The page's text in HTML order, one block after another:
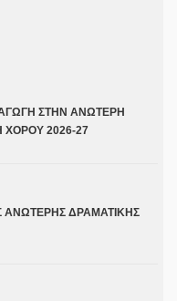
ΣΤΗΝ ΑΝΩΤΕΡΗ
2026-27
ΑΝΩΤΕΡΗΣ ΔΡΑΜΑΤΙΚΗΣ